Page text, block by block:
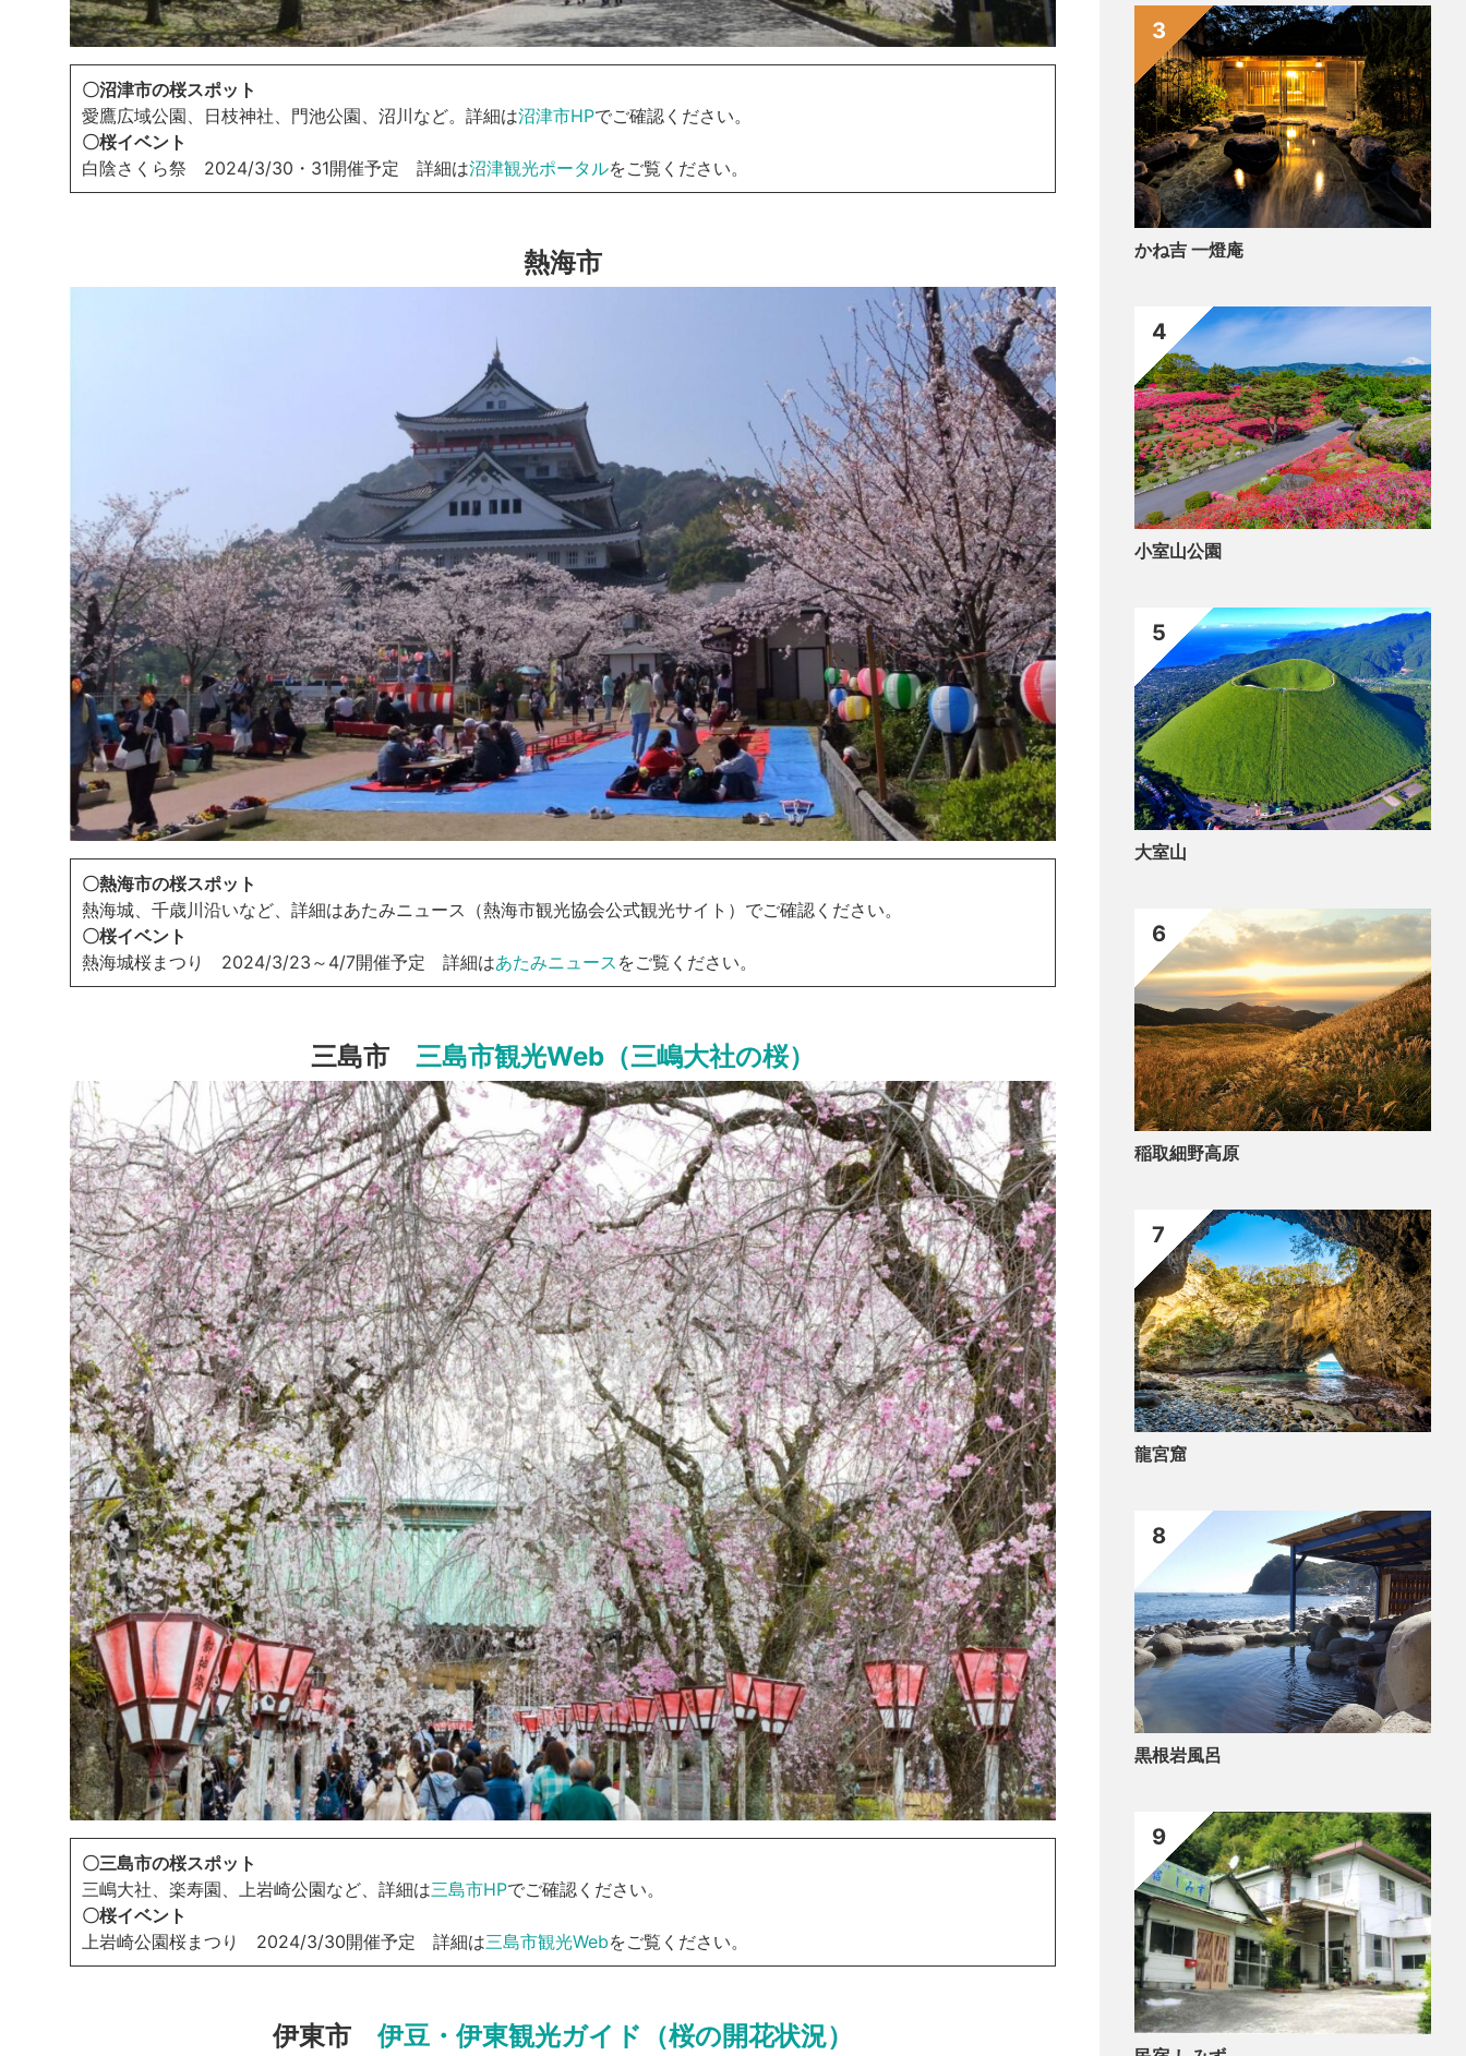
〇沼津市の桜スポット
愛鷹広域公園、日枝神社、門池公園、沼川など。詳細は沼津市HPでご確認ください。
〇桜イベント
白陰さくら祭 2024/3/30・31開催予定 詳細は沼津観光ポータルをご覧ください。
熱海市
〇熱海市の桜スポット
熱海城、千歳川沿いなど、詳細はあたみニュース（熱海市観光協会公式観光サイト）でご確認ください。
〇桜イベント
熱海城桜まつり 2024/3/23～4/7開催予定 詳細はあたみニュース をご覧ください。
三島市 三島市観光Web（三嶋大社の桜）
〇三島市の桜スポット
三嶋大社、楽寿園、上岩崎公園など、詳細は三島市HPでご確認ください。
〇桜イベント
上岩崎公園桜まつり 2024/3/30開催予定 詳細は三島市観光Webをご覧ください。
伊東市伊豆・伊東観光ガイド（桜の開花状況）
かね吉 一燈庵
3
小室山公園
4
大室山
5
稲取細野高原
6
龍宮窟
7
黒根岩風呂
8
9